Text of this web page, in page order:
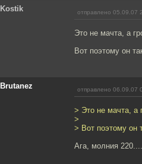
Kostik отправлено 05.09.07
Это не мачта, а
Вот поэтому он
Brutanez отправлено 06.09.07
> Это не мачта, а
>
> Вот поэтому он
Ага, молния